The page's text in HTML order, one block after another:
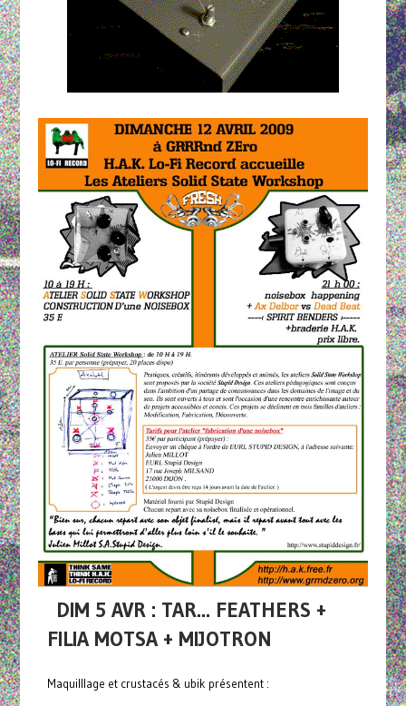
DIM 5 AVR : TAR... FEATHERS +
FILIA MOTSA + MIJOTRON
Maquilllage et crustacés & ubik présentent :